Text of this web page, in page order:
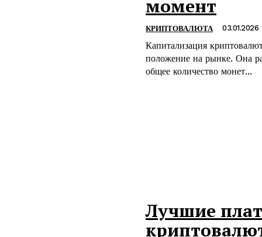
момент
КРИПТОВАЛЮТА 03.01.2026
Капитализация
положение на рынке. Она
общее количество монет...
Лучшие